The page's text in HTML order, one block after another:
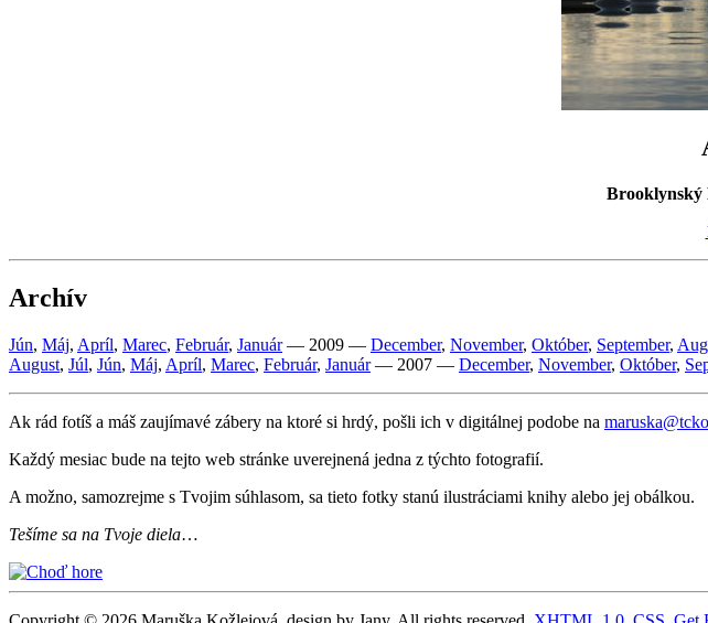
Brooklynský
Archív
Jún, Máj, Apríl, Marec, Február, Január— 2009 — December, November, Október, September,
August, Júl, Jún, Máj, Apríl, Marec, Február, Január— 2007 — December, November, Október,
Ak rád fotíš a máš zaujímavé zábery na ktoré si hrdý, pošli ich v digitálnej podobe na
Každý mesiac bude na tejto web stránke uverejnená jedna z týchto fotografií.
A možno, samozrejme s Tvojim súhlasom, sa tieto fotky stanú ilustráciami knihy alebo jej obálkou.
Tešíme sa na Tvoje diela…